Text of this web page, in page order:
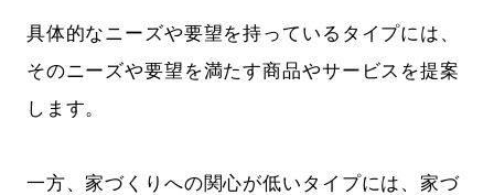
具体的なニーズや要望を持っているタイプには、
そのニーズや要望を満たす商品やサービスを提案
します。
一方、家づくりへの関心が低いタイプには、家づ